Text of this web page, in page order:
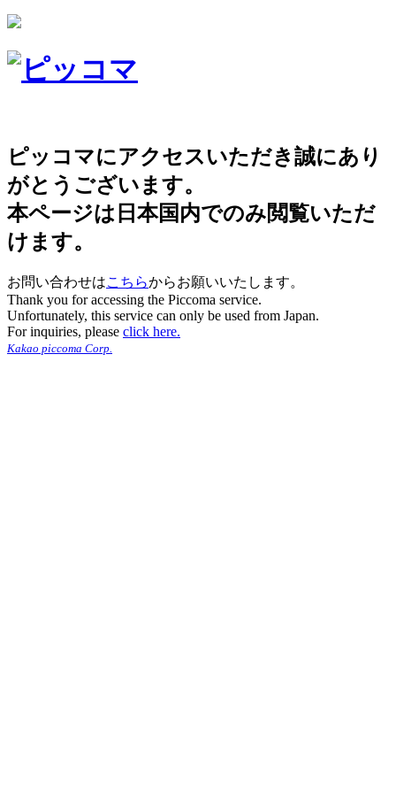
ピッコマにアクセスいただき誠にあり
がとうございます。
本ページは日本国内でのみ閲覧いただ
けます。
お問い合わせはこちらからお願いいたします。
Thank you for accessing the Piccoma service.
Unfortunately, this service can only be used from Japan.
For inquiries, please click here.
Kakao piccoma Corp.